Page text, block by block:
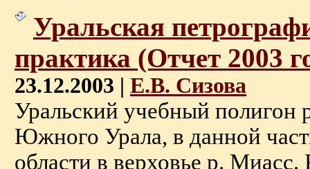
Уральская
практика (Отчет 2003
23.12.2003 | Е.В. Сизова
Уральский учебный полигон
Южного Урала, в данной
области в верховье р. Миасс.